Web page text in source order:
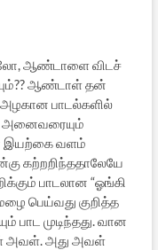
ஆண்டாளை விடச்
ஆண்டாள் தன்
அழகான பாடல்களில்
அனைவரையும்
இயற்கை வளம்
கற்றறிந்ததாலேயே
பாடலான “ஓங்கி
பெய்வது குறித்த
பாட முடிந்தது. வான
அவள். அது அவள்